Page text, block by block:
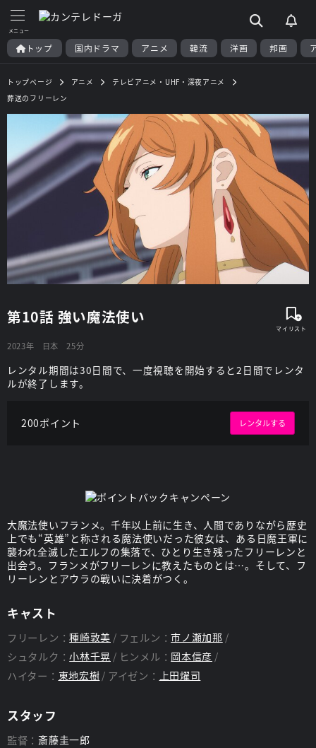
トップ 国内ドラマ アニメ 韓流 洋画 邦画
トップページ アニメ
テレビアニメ・UHF・深夜アニメ
葬送のフリーレン
第10話 強い魔法使い
2023年 日本 25分
レンタル期間は30日間で、一度視聴を開始すると2日間でレンタ
ルが終了します。
200ポイント レンタルする
大魔法使いフランメ。千年以上前に生き、人間でありながら歴史
上でも“英雄”と称される魔法使いだった彼女は、ある日魔王軍に
襲われ全滅したエルフの集落で、ひとり生き残ったフリーレンと
出会う。フランメがフリーレンに教えたものとは…。そして、フ
リーレンとアウラの戦いに決着がつく。
キャスト
フリーレン：種崎敦美 フェルン：市ノ瀬加那
シュタルク：小林千晃 ヒンメル： 岡本信彦
ハイター： 東地宏樹 アイゼン： 上田燿司
スタッフ
監督： 斎藤圭一郎